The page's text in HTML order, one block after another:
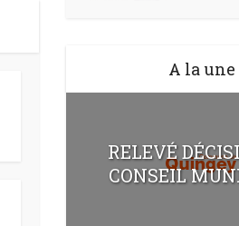
A la une
RELEVÉ
CONSEIL